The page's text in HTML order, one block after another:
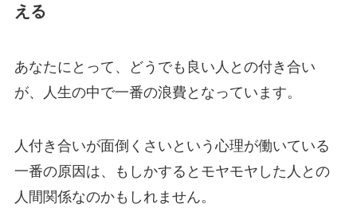
える
あなたにとって、どうでも良い人との付き合い
が、人生の中で一番の浪費となっています。
人付き合いが面倒くさいという心理が働いている
一番の原因は、もしかするとモヤモヤした人との
人間関係なのかもしれません。